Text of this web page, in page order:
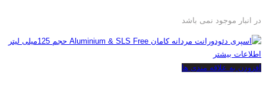
در انبار موجود نمی باشد
اطلاعات بیشتر
افزودن به علاقه مندی ها